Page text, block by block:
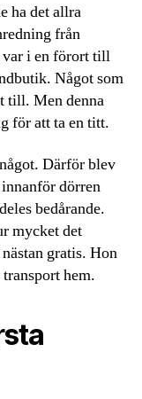
ha det allra
från
var i en förort till
Något som
till. Men denna
för att ta en titt.
Därför blev
dörren
bedårande.
mycket det
gratis. Hon
hem.